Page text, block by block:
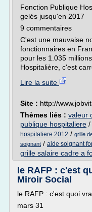
Fonction Publique
gelés jusqu'en 2017
9 commentaires
C'est une mauvaise
fonctionnaires en
pour les 1.035
Hospitalière, c'est
Lire la suite
Site : http://
Thèmes liés : valeur
publique hospitaliere /
hospitaliere 2012 / grille
soignant / aide soignant
grille salaire cadre a
le RAFP : c'est
Miroir Social
le RAFP : c'est quoi
mars 31